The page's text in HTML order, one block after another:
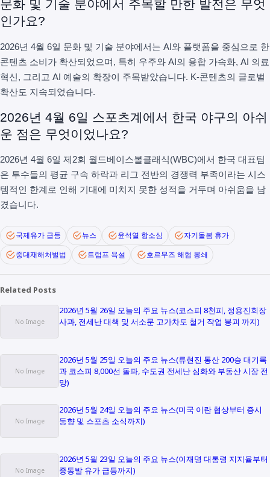
문화 및 기술 분야에서 주목할 만한 발전은 무엇
인가요?
2026년 4월 6일 문화 및 기술 분야에서는 AI와 플랫폼을 중심으로 한
콘텐츠 소비가 확산되었으며, 특히 우주와 AI의 융합 가속화, AI 의료
혁신, 그리고 AI 예술의 확장이 주목받았습니다. K-콘텐츠의 글로벌
확산도 지속되었습니다.
2026년 4월 6일 스포츠계에서 한국 야구의 아쉬
운 점은 무엇이었나요?
2026년 4월 6일 제2회 월드베이스볼클래식(WBC)에서 한국 대표팀
은 투수들의 평균 구속 하락과 리그 전반의 경쟁력 부족이라는 시스
템적인 한계로 인해 기대에 미치지 못한 성적을 거두며 아쉬움을 남
겼습니다.
국제유가 급등 뉴스 윤석열 항소심
자기돌봄 휴가
중대재해처벌법
트럼프 욕설 호르무즈 해협 봉쇄
Related Posts
2026년 5월 26일 오늘의 주요 뉴스(코스피 8천피, 정용진회장
사과, 전세난 대책 및 서소문 고가차도 철거 작업 붕괴 까지)
2026년 5월 25일 오늘의 주요 뉴스(류현진 통산 200승 대기록
과 코스피 8,000선 돌파, 수도권 전세난 심화와 부동산 시장 전
망)
2026년 5월 24일 오늘의 주요 뉴스(미국 이란 협상부터 증시
동향 및 스포츠 소식까지)
2026년 5월 23일 오늘의 주요 뉴스(이재명 대통령 지지율부터
중동발 유가 급등까지)